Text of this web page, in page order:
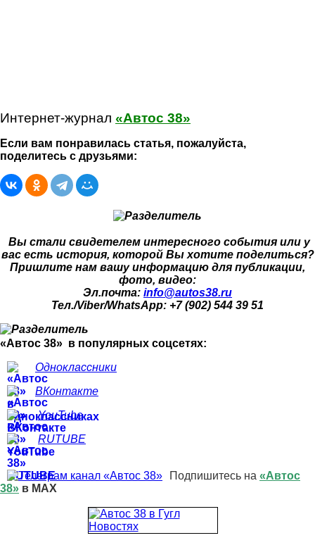
Интернет-журнал «Автос 38»
Если вам понравилась статья, пожалуйста,
поделитесь с друзьями:
Вы стали свидетелем интересного события или у
вас есть история, которой Вы хотите поделиться?
Пришлите нам вашу информацию для публикации,
фото, видео:
Эл.почта: info@autos38.ru
Тел./Viber/WhatsApp: +7 (902) 544 39 51
«Автос 38» в популярных соцсетях:
Одноклассники
ВКонтакте
YouTube
RUTUBE
Подпишитесь на «Автос
38» в MAX